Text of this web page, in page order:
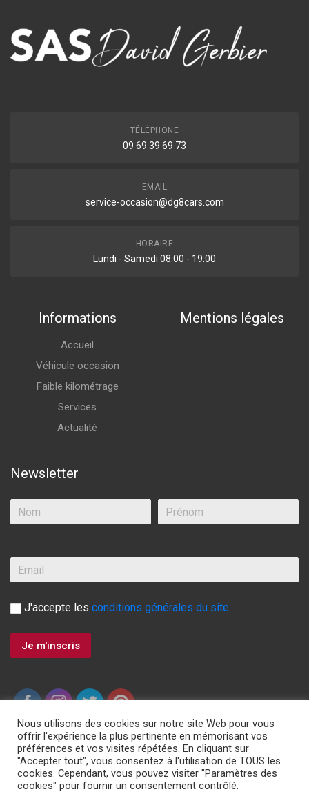
TÉLÉPHONE
09 69 39 69 73
EMAIL
service-occasion@dg8cars.com
HORAIRE
Lundi - Samedi 08:00 - 19:00
Informations
Accueil
Véhicule occasion
Faible kilométrage
Services
Actualité
Mentions légales
Newsletter
J'accepte les conditions générales du site
ASSISTANCE 24H/24 7J/7, 00 800 3428 0000
Nous utilisons des cookies sur notre site Web pour vous
offrir l'expérience la plus pertinente en mémorisant vos
préférences et vos visites répétées. En cliquant sur
"Accepter tout", vous consentez à l'utilisation de TOUS les
cookies. Cependant, vous pouvez visiter "Paramètres des
cookies" pour fournir un consentement contrôlé.